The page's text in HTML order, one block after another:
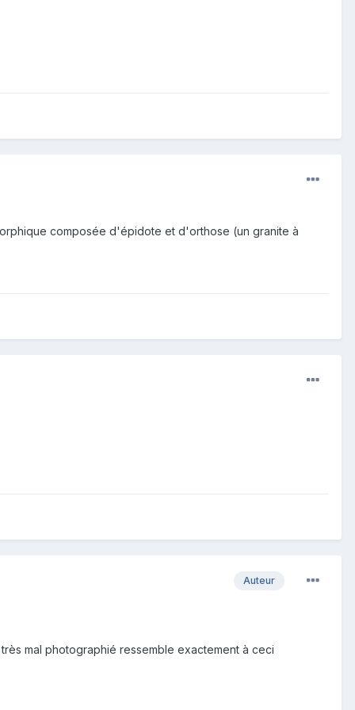
composée d'épidote et d'orthose (un granite à
Auteur
mal photographié ressemble exactement à ceci